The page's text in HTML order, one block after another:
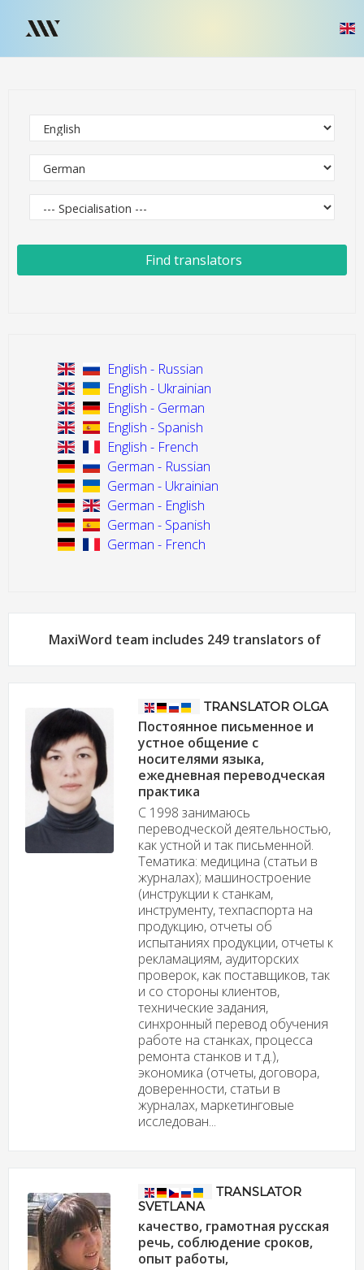
Find translators
English - Russian
English - Ukrainian
English - German
English - Spanish
English - French
German - Russian
German - Ukrainian
German - English
German - Spanish
German - French
MaxiWord team includes 249 translators of
TRANSLATOR OLGA
Постоянное письменное и
устное общение с
носителями языка,
ежедневная переводческая
практика
С 1998 занимаюсь
переводческой деятельностью,
как устной и так письменной.
Тематика: медицина (статьи в
журналах); машиностроение
(инструкции к станкам,
инструменту, техпаспорта на
продукцию, отчеты об
испытаниях продукции, отчеты к
рекламациям, аудиторских
проверок, как поставщиков, так
и со стороны клиентов,
технические задания,
синхронный перевод обучения
работе на станках, процесса
ремонта станков и т.д.),
экономика (отчеты, договора,
доверенности, статьи в
журналах, маркетинговые
исследован...
TRANSLATOR
SVETLANA
качество, грамотная русская
речь, соблюдение сроков,
опыт работы,